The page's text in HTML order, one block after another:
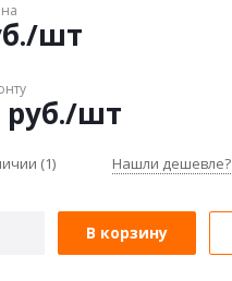
/шт
руб./шт
(1) Нашли дешевле?
В корзину